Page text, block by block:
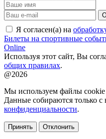
Я согласен(а) на
Билеты на спортивные
Online
Используя этот сайт, Вы
общих правилах.
@2026
Мы используем файлы cookie
Данные собираются только с
конфиденциальности.
Принять Отклонить